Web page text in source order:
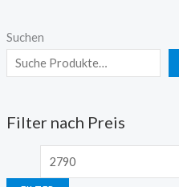
Suchen
Filter nach Preis